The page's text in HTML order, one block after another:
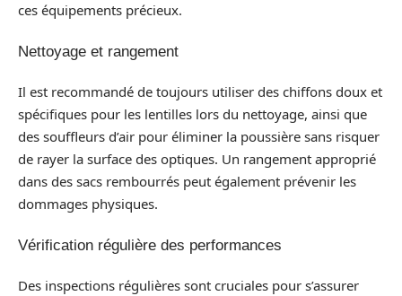
ces équipements précieux.
Nettoyage et rangement
Il est recommandé de toujours utiliser des chiffons doux et
spécifiques pour les lentilles lors du nettoyage, ainsi que
des souffleurs d’air pour éliminer la poussière sans risquer
de rayer la surface des optiques. Un rangement approprié
dans des sacs rembourrés peut également prévenir les
dommages physiques.
Vérification régulière des performances
Des inspections régulières sont cruciales pour s’assurer